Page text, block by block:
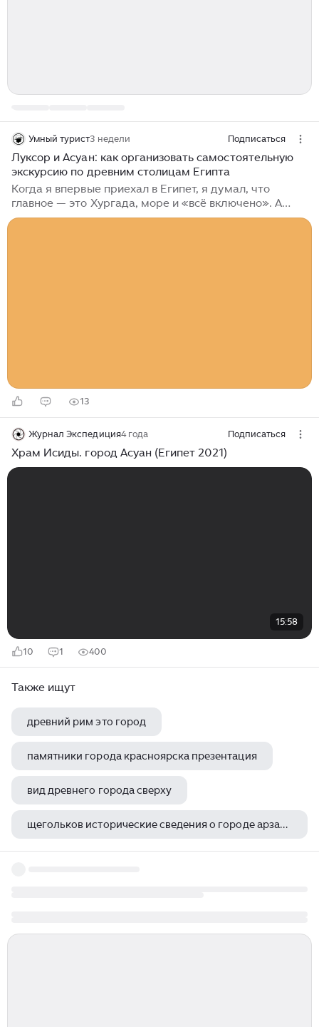
Умный турист3 недели Подписаться
Луксор и Асуан: как организовать самостоятельную
экскурсию по древним столицам Египта
Когда я впервые приехал в Египет, я думал, что
главное — это Хургада, море и «всё включено». А
потом кто-то сказал мне: «Ты что, не видел Луксор?»
13
Журнал Экспедиция4 года Подписаться
Храм Исиды. город Асуан (Египет 2021)
15:58
10 1 400
Также ищут
древний рим это город
памятники города красноярска презентация
вид древнего города сверху
щегольков исторические сведения о городе арзамасе